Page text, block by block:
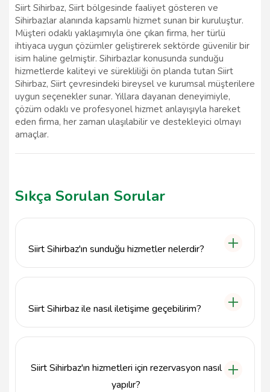
Siirt Sihirbaz, Siirt bölgesinde faaliyet gösteren ve
Sihirbazlar alanında kapsamlı hizmet sunan bir kuruluştur.
Müşteri odaklı yaklaşımıyla öne çıkan firma, her türlü
ihtiyaca uygun çözümler geliştirerek sektörde güvenilir bir
isim haline gelmiştir. Sihirbazlar konusunda sunduğu
hizmetlerde kaliteyi ve sürekliliği ön planda tutan Siirt
Sihirbaz, Siirt çevresindeki bireysel ve kurumsal müşterilere
uygun seçenekler sunar. Yıllara dayanan deneyimiyle,
çözüm odaklı ve profesyonel hizmet anlayışıyla hareket
eden firma, her zaman ulaşılabilir ve destekleyici olmayı
amaçlar.
Sıkça Sorulan Sorular
Siirt Sihirbaz'ın sunduğu hizmetler nelerdir?
organizasyonlar için profesyonel sihirbazlık
Siirt Sihirbaz ile nasıl iletişime geçebilirim?
Siirt Sihirbaz'ın hizmetleri için rezervasyon nasıl
yapılır?